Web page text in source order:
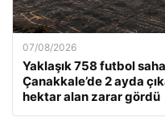
07/08/2026
Yaklaşık 758 futbol
Çanakkale’de 2 ayda
hektar alan zarar gördü